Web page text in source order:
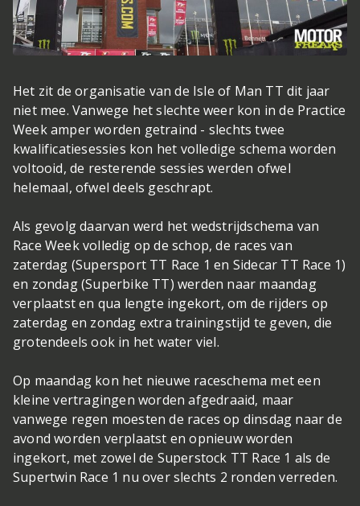
Het zit de organisatie van de Isle of Man TT dit jaar
niet mee. Vanwege het slechte weer kon in de Practice
Week amper worden getraind - slechts twee
kwalificatiesessies kon het volledige schema worden
voltooid, de resterende sessies werden ofwel
helemaal, ofwel deels geschrapt.
Als gevolg daarvan werd het wedstrijdschema van
Race Week volledig op de schop, de races van
zaterdag (Supersport TT Race 1 en Sidecar TT Race 1)
en zondag (Superbike TT) werden naar maandag
verplaatst en qua lengte ingekort, om de rijders op
zaterdag en zondag extra trainingstijd te geven, die
grotendeels ook in het water viel.
Op maandag kon het nieuwe raceschema met een
kleine vertragingen worden afgedraaid, maar
vanwege regen moesten de races op dinsdag naar de
avond worden verplaatst en opnieuw worden
ingekort, met zowel de Superstock TT Race 1 als de
Supertwin Race 1 nu over slechts 2 ronden verreden.